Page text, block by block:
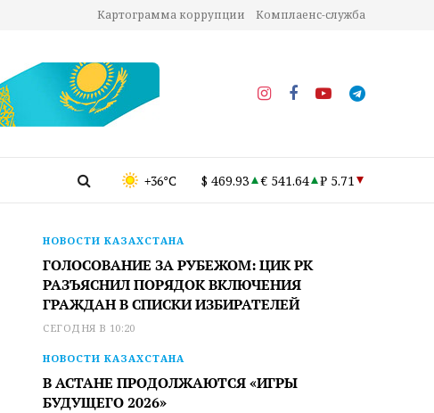
Картограмма коррупции Комплаенс-служба
+36°C $ 469.93 € 541.64 ₽ 5.71
НОВОСТИ КАЗАХСТАНА
ГОЛОСОВАНИЕ ЗА РУБЕЖОМ: ЦИК РК
РАЗЪЯСНИЛ ПОРЯДОК ВКЛЮЧЕНИЯ
ГРАЖДАН В СПИСКИ ИЗБИРАТЕЛЕЙ
СЕГОДНЯ В 10:20
НОВОСТИ КАЗАХСТАНА
В АСТАНЕ ПРОДОЛЖАЮТСЯ «ИГРЫ
БУДУЩЕГО 2026»